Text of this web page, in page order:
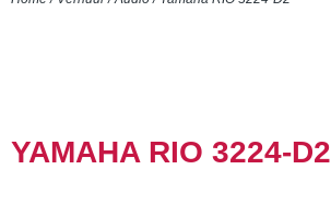
YAMAHA RIO 3224-D2